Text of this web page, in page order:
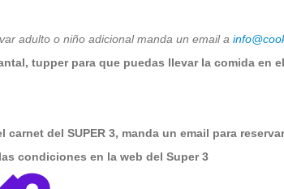
adulto o niño adicional manda un email a
tupper para que puedas llevar la comida en
carnet del SUPER 3, manda un email para
condiciones en la web del Super 3